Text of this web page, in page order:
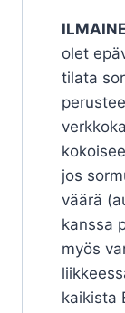
olet
tilata
jos
väärä
kanssa
myös
kaikista